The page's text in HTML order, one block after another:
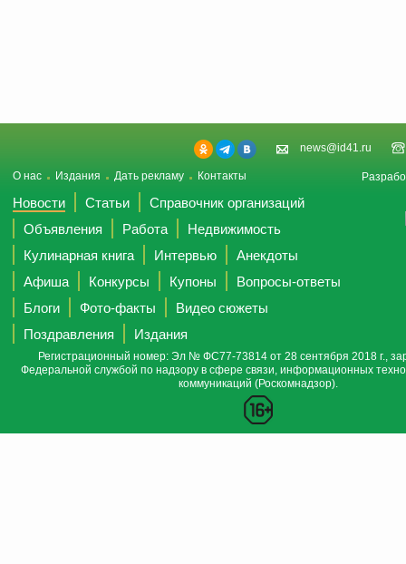
news@id41.ru
О нас Издания Дать рекламу Контакты
Новости Статьи
Справочник организаций
Объявления
Работа
Недвижимость
Кулинарная книга
Интервью
Анекдоты
Афиша
Конкурсы Купоны
Вопросы-ответы
Блоги
Фото-факты
Видео сюжеты
Поздравления
Издания
Регистрационный номер: Эл № ФС77-73814 от 28 сентября 2018 г.,
Федеральной службой по надзору в сфере связи, информационных
коммуникаций (Роскомнадзор).